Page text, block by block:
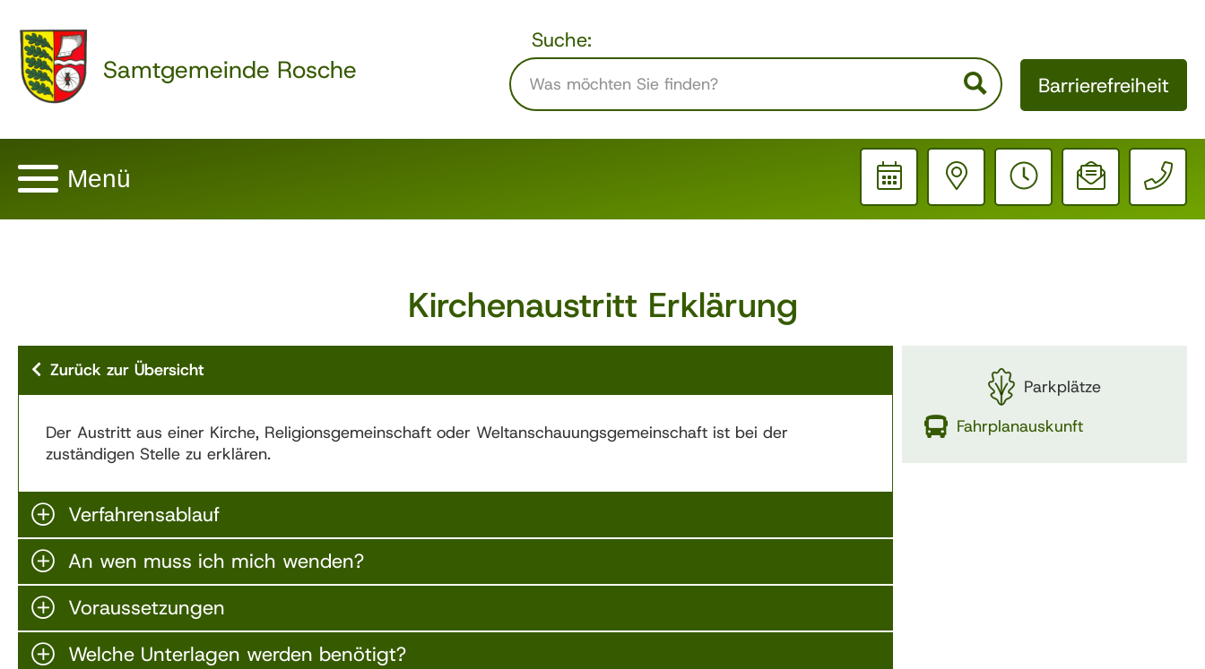
Samtgemeinde Rosche
Suche:
Barrierefreiheit
Schrift vergrößern
Ausgangsgröße
Helle Seite
Menü
Kirchenaustritt Erklärung
Zurück zur Übersicht
Der Austritt aus einer Kirche, Religionsgemeinschaft oder Weltanschauungsgemeinschaft ist bei der
zuständigen Stelle zu erklären.
Verfahrensablauf
An wen muss ich mich wenden?
Voraussetzungen
Welche Unterlagen werden benötigt?
Parkplätze
Fahrplanauskunft